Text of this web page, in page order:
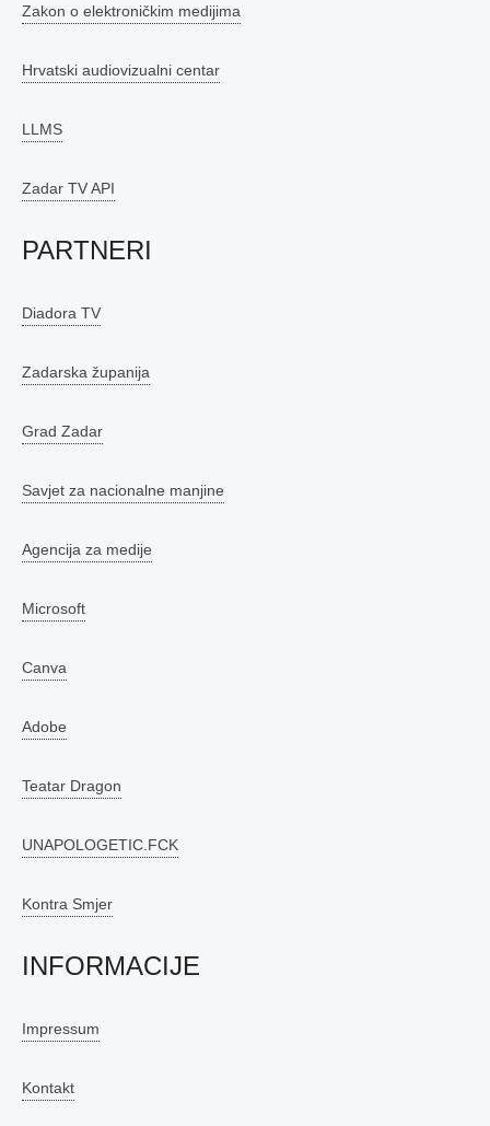
Zakon o elektroničkim medijima
Hrvatski audiovizualni centar
LLMS
Zadar TV API
PARTNERI
Diadora TV
Zadarska županija
Grad Zadar
Savjet za nacionalne manjine
Agencija za medije
Microsoft
Canva
Adobe
Teatar Dragon
UNAPOLOGETIC.FCK
Kontra Smjer
INFORMACIJE
Impressum
Kontakt